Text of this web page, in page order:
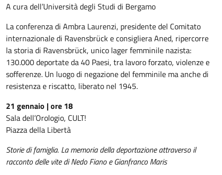
A cura dell’Università degli Studi di Bergamo
La conferenza di Ambra Laurenzi, presidente del Comitato
internazionale di Ravensbrück e consigliera Aned, ripercorre
la storia di Ravensbrück, unico lager femminile nazista:
130.000 deportate da 40 Paesi, tra lavoro forzato, violenze e
sofferenze. Un luogo di negazione del femminile ma anche di
resistenza e riscatto, liberato nel 1945.
21 gennaio | ore 18
Sala dell’Orologio, CULT!
Piazza della Libertà
Storie di famiglia. La memoria della deportazione attraverso il
racconto delle vite di Nedo Fiano e Gianfranco Maris